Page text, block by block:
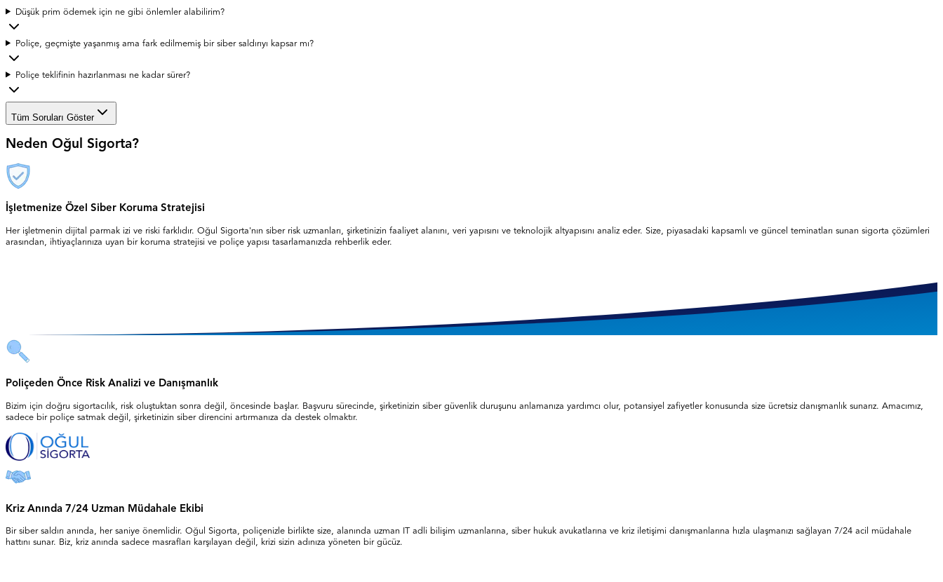
Düşük prim ödemek için ne gibi önlemler alabilirim?
Poliçe, geçmişte yaşanmış ama fark edilmemiş bir siber saldırıyı kapsar mı?
Poliçe teklifinin hazırlanması ne kadar sürer?
Tüm Soruları Göster
Neden Oğul Sigorta?
İşletmenize Özel Siber Koruma Stratejisi
Her işletmenin dijital parmak izi ve riski farklıdır. Oğul Sigorta'nın siber risk uzmanları, şirketinizin faaliyet alanını, veri yapısını ve teknolojik altyapısını analiz eder. Size, piyasadaki kapsamlı ve güncel teminatları sunan sigorta çözümleri
arasından, ihtiyaçlarınıza uyan bir koruma stratejisi ve poliçe yapısı tasarlamanızda rehberlik eder.
Poliçeden Önce Risk Analizi ve Danışmanlık
Bizim için doğru sigortacılık, risk oluştuktan sonra değil, öncesinde başlar. Başvuru sürecinde, şirketinizin siber güvenlik duruşunu anlamanıza yardımcı olur, potansiyel zafiyetler konusunda size ücretsiz danışmanlık sunarız. Amacımız,
sadece bir poliçe satmak değil, şirketinizin siber direncini artırmanıza da destek olmaktır.
Kriz Anında 7/24 Uzman Müdahale Ekibi
Bir siber saldırı anında, her saniye önemlidir. Oğul Sigorta, poliçenizle birlikte size, alanında uzman IT adli bilişim uzmanlarına, siber hukuk avukatlarına ve kriz iletişimi danışmanlarına hızla ulaşmanızı sağlayan 7/24 acil müdahale
hattını sunar. Biz, kriz anında sadece masrafları karşılayan değil, krizi sizin adınıza yöneten bir gücüz.